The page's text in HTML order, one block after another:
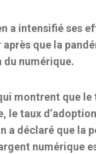
a intensifié ses
que la
du numérique.
montrent que
le taux
a déclaré que la
numérique